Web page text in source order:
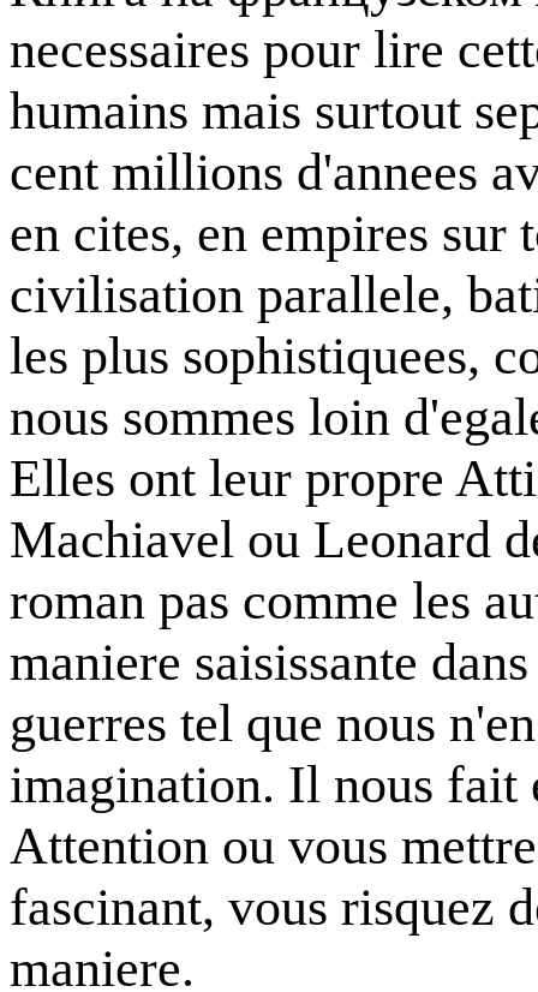
necessaires pour lire
humains mais surtout
cent millions d'annees
en cites, en empires sur
civilisation parallele,
les plus sophistiquees,
nous sommes loin
Elles ont leur propre
Machiavel ou Leonard
roman pas comme les
maniere saisissante
guerres tel que nous
imagination. Il nous fait
Attention ou vous
fascinant, vous risquez
maniere.